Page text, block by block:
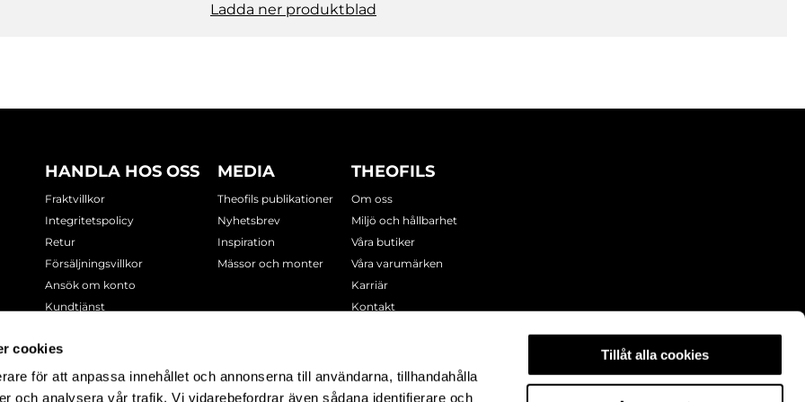
cookies
för att anpassa innehållet och annonserna till användarna, tillhandahålla
och analysera vår trafik. Vi vidarebefordrar även sådana identifierare och
Tillåt alla cookies
Ladda ner produktblad
HANDLA HOS OSS
Fraktvillkor
Integritetspolicy
Retur
Försäljningsvillkor
Ansök om konto
Kundtjänst
MEDIA
Theofils publikationer
Nyhetsbrev
Inspiration
Mässor och monter
THEOFILS
Om oss
Miljö och hållbarhet
Våra butiker
Våra varumärken
Karriär
Kontakt